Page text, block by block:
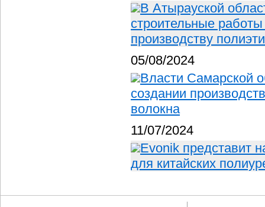
В Атырауской
строительные
производству
05/08/2024
Власти Самарской
создании
волокна
11/07/2024
Evonik представит
для китайских